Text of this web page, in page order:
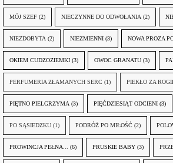
MÓJ SZEF (2) NIECZYNNE DO ODWOŁANIA (2)
NIEZDOBYTA (2) NIEZMIENNI (3) NOWA PROZA
OKIEM CUDZOZIEMKI (3) OWOC GRANATU (3)
PERFUMERIA ZŁAMANYCH SERC (1) PIEKŁO ZA
PIĘTNO PIELGRZYMA (3) PIĘĆDZIESIĄT ODCIENI (3)
PO SĄSIEDZKU (1) PODRÓŻ PO MIŁOŚĆ (2)
PROWINCJA PEŁNA... (6) PRUSKIE BABY (3)